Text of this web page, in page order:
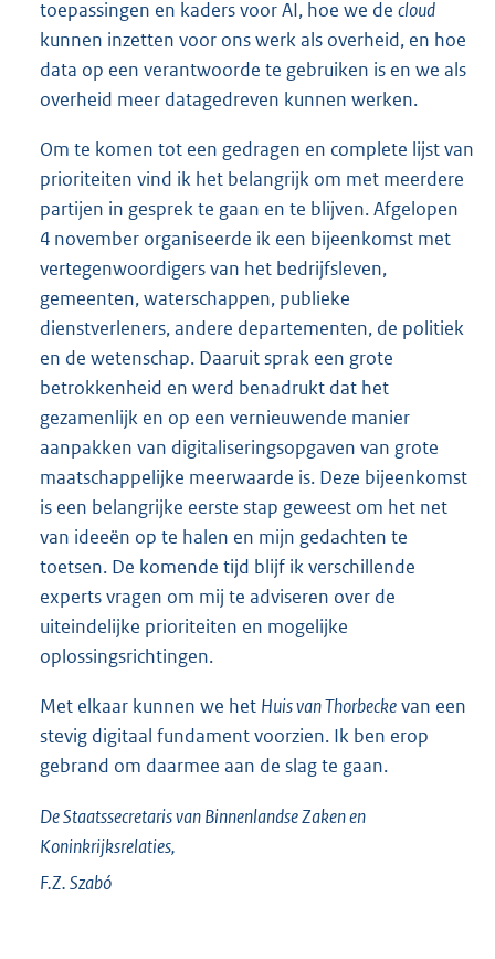
toepassingen en kaders voor AI, hoe we de cloud
kunnen inzetten voor ons werk als overheid, en hoe
data op een verantwoorde te gebruiken is en we als
overheid meer datagedreven kunnen werken.
Om te komen tot een gedragen en complete lijst van
prioriteiten vind ik het belangrijk om met meerdere
partijen in gesprek te gaan en te blijven. Afgelopen
4 november organiseerde ik een bijeenkomst met
vertegenwoordigers van het bedrijfsleven,
gemeenten, waterschappen, publieke
dienstverleners, andere departementen, de politiek
en de wetenschap. Daaruit sprak een grote
betrokkenheid en werd benadrukt dat het
gezamenlijk en op een vernieuwende manier
aanpakken van digitaliseringsopgaven van grote
maatschappelijke meerwaarde is. Deze bijeenkomst
is een belangrijke eerste stap geweest om het net
van ideeën op te halen en mijn gedachten te
toetsen. De komende tijd blijf ik verschillende
experts vragen om mij te adviseren over de
uiteindelijke prioriteiten en mogelijke
oplossingsrichtingen.
Met elkaar kunnen we het Huis van Thorbeckevan een
stevig digitaal fundament voorzien. Ik ben erop
gebrand om daarmee aan de slag te gaan.
De Staatssecretaris van Binnenlandse Zaken en
Koninkrijksrelaties,
F.Z.Szabó